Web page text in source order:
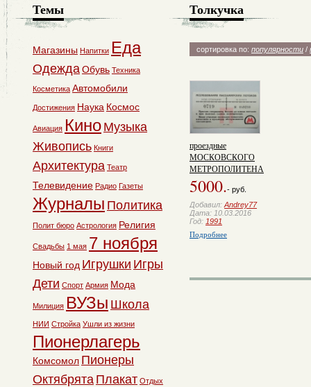
Толкучка
сортировка по: популярности /
проездные
МОСКОВСКОГО
МЕТРОПОЛИТЕНА
5000.- руб.
Добавил: Andrey77
Дата: 10.03.2016
Год: 1991
Подробнее
Темы
Магазины Напитки Еда
ОдеждаОбувь Техника
Косметика Автомобили
Достижения Наука Космос
Авиация Кино Музыка
Живопись Книги
Архитектура Театр
Телевидение Радио Газеты
Журналы Политика
Полит бюро Астрология Религия
Свадьбы 1 мая 7 ноября
Новый год Игрушки Игры
Дети Спорт Армия Мода
Милиция ВУЗы Школа
НИИ Стройка Ушли из жизни
Пионерлагерь
Комсомол Пионеры
Октябрята Плакат Отдых